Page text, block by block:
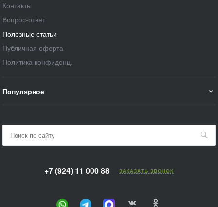
Контакты
Вопрос-ответ
Полезные статьи
Публичная оферта
Политика конфиденц.
Популярное
+7 (924) 11 000 88 ЗАКАЗАТЬ ЗВОНОК